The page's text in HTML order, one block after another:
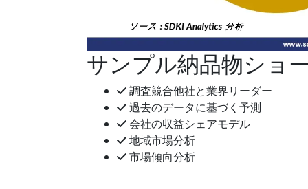
サンプル納品物ショ
調査競合他社と業界リーダー
過去のデータに基づく予測
会社の収益シェアモデル
地域市場分析
市場傾向分析